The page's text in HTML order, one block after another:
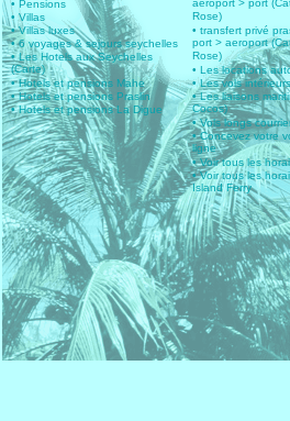
• Pensions
• Villas
• Villas luxes
• 6 voyages & sejours seychelles
• Les Hotels aux Seychelles
(Carte)
• Hotels et pensions Mahe
• Hotels et pensions Praslin
• Hotels et pensions La Digue
aeroport > port
Rose)
• transfert privé
port > aeroport
Rose)
• Les locations
• Les vols intérieurs
• Les liaisons
Cocos)
• Vols longs
• Concevez votre
ligne
• Voir tous les
• Voir tous les
Island Ferry